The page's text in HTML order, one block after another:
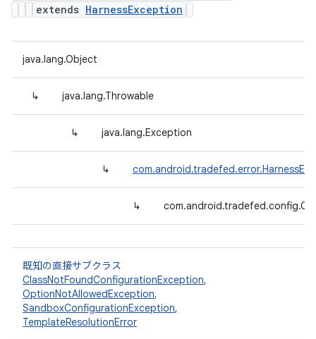
extends HarnessException
java.lang.Object
↳ java.lang.Throwable
↳ java.lang.Exception
↳
↳
既知の直接サブクラス
ClassNotFoundConfigurationException,
OptionNotAllowedException,
SandboxConfigurationException,
TemplateResolutionError